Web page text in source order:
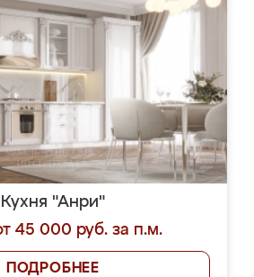
Кухня "Анри"
45 000 руб. за п.м.
ПОДРОБНЕЕ